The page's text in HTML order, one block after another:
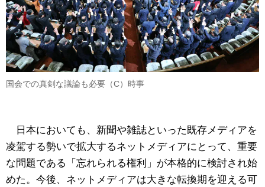
国会での真剣な議論も必要（C）時事
日本においても、新聞や雑誌といった既存メディアを
凌駕する勢いで拡大するネットメディアにとって、重要
な問題である「忘れられる権利」が本格的に検討され始
めた。今後、ネットメディアは大きな転換期を迎える可